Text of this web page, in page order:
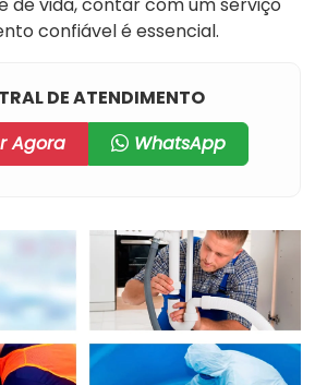
confiável é essencial.
DE ATENDIMENTO
Agora
WhatsApp